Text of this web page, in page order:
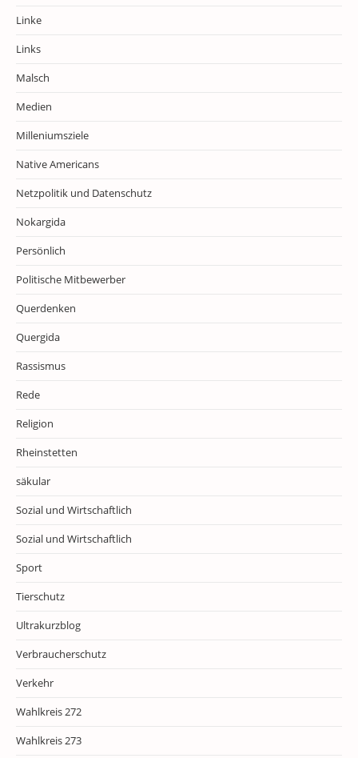
Linke
Links
Malsch
Medien
Milleniumsziele
Native Americans
Netzpolitik und Datenschutz
Nokargida
Persönlich
Politische Mitbewerber
Querdenken
Quergida
Rassismus
Rede
Religion
Rheinstetten
säkular
Sozial und Wirtschaftlich
Sozial und Wirtschaftlich
Sport
Tierschutz
Ultrakurzblog
Verbraucherschutz
Verkehr
Wahlkreis 272
Wahlkreis 273